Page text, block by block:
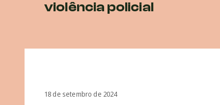
violência policial
18 de setembro de 2024